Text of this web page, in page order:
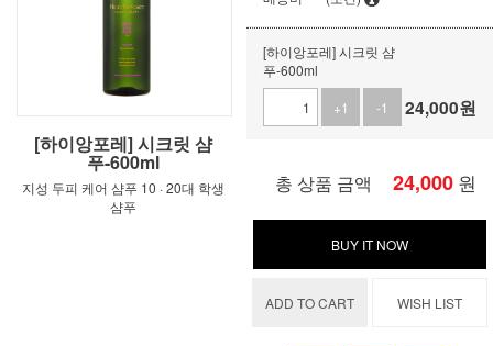
[하이앙포레] 시크릿 샴
푸-600ml
지성 두피 케어 샴푸 10 · 20대 학생
샴푸
[하이앙포레] 시크릿 샴
푸-600ml
+1
-1 24,000원
총 상품 금액 24,000 원
BUY IT NOW
ADD TO CART WISH LIST